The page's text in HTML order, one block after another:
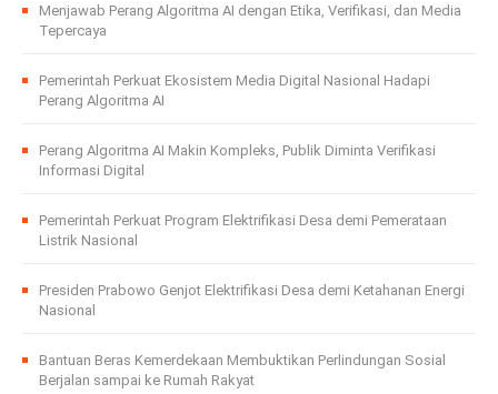
Menjawab Perang Algoritma AI dengan Etika, Verifikasi, dan Media
Tepercaya
Pemerintah Perkuat Ekosistem Media Digital Nasional Hadapi
Perang Algoritma AI
Perang Algoritma AI Makin Kompleks, Publik Diminta Verifikasi
Informasi Digital
Pemerintah Perkuat Program Elektrifikasi Desa demi Pemerataan
Listrik Nasional
Presiden Prabowo Genjot Elektrifikasi Desa demi Ketahanan Energi
Nasional
Bantuan Beras Kemerdekaan Membuktikan Perlindungan Sosial
Berjalan sampai ke Rumah Rakyat